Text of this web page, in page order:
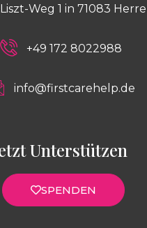
Weg 1 in 71083
+49 172 8022988
info@firstcarehelp.de
Unterstützen
SPENDEN